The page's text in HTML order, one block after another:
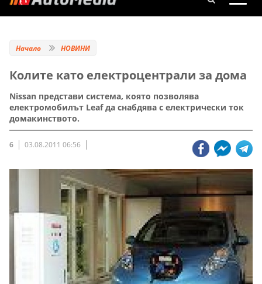
Начало НОВИНИ
Колите като електроцентрали за дома
Nissan представи система, която позволява
електромобилът Leaf да снабдява с електрически ток
домакинството.
6 03.08.2011 06:56